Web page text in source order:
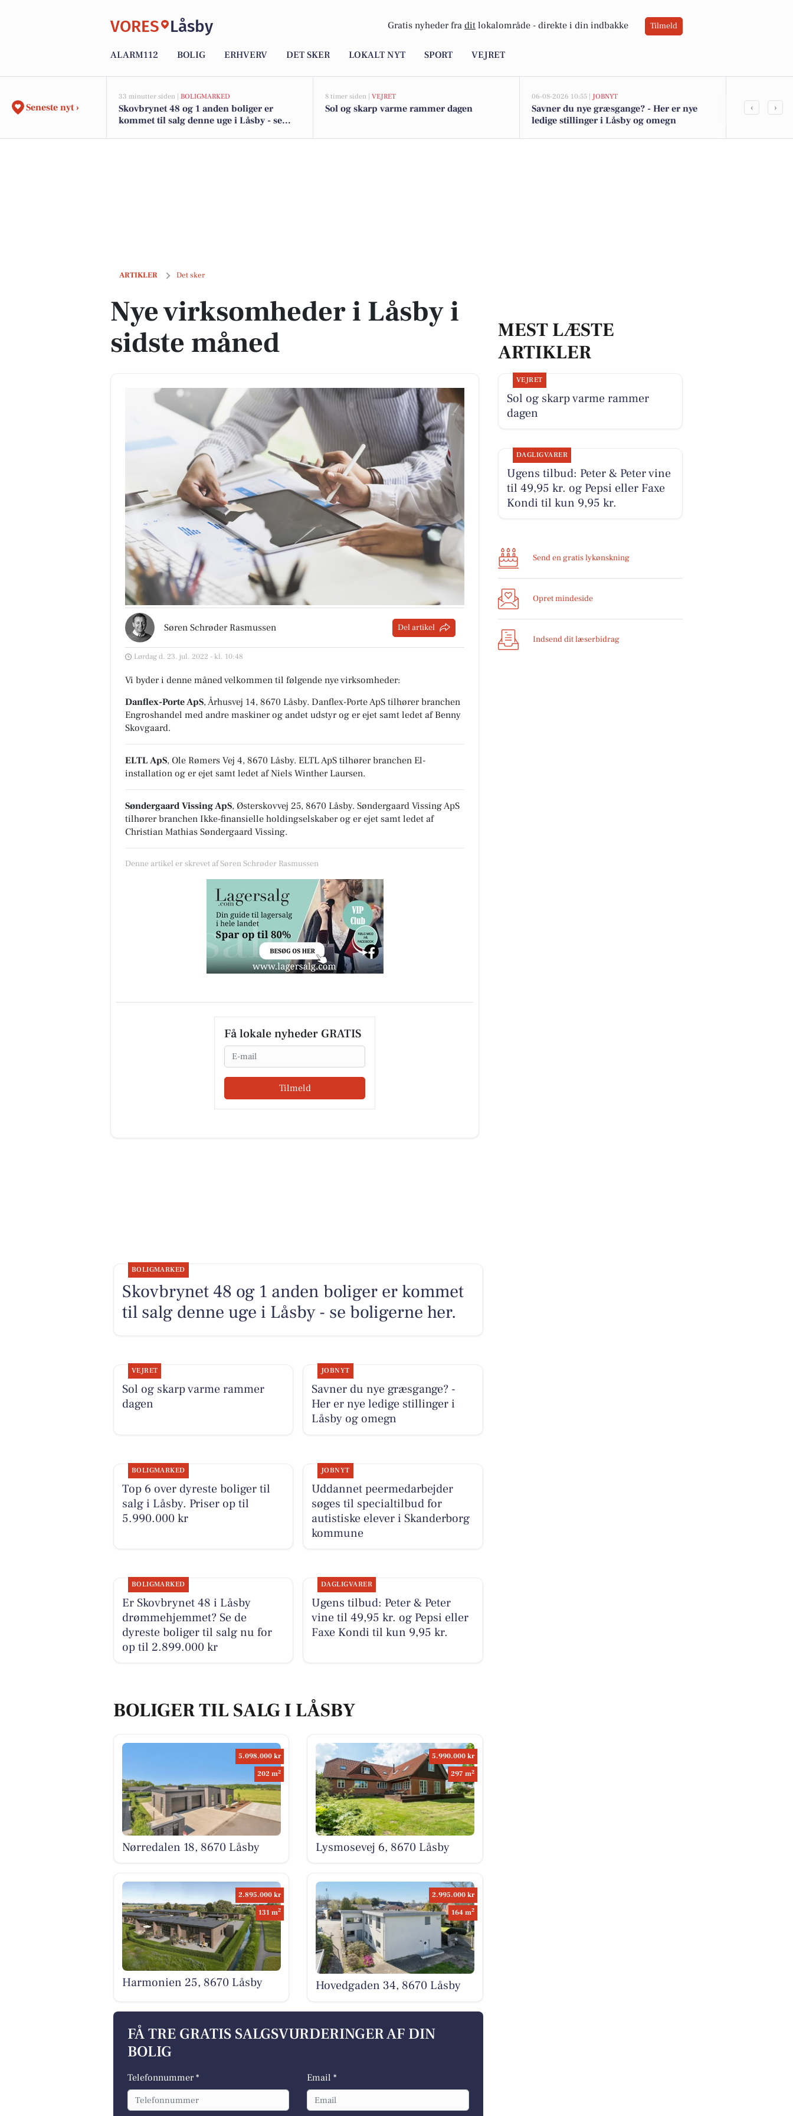
VORES Låsby Gratis nyheder fra dit lokalområde - direkte i din indbakke Tilmeld
ALARM112 BOLIG ERHVERV DET SKER LOKALT NYT SPORT VEJRET
Seneste nyt ›
33 minutter siden | BOLIGMARKED
Skovbrynet 48 og 1 anden boliger er
kommet til salg denne uge i Låsby - se
8 timer siden | VEJRET
Sol og skarp varme rammer dagen
06-08-2026 10:55 | JOBNYT
Savner du nye græsgange? - Her er nye
ledige stillinger i Låsby og omegn
Top 6 over
‹ ›
ARTIKLER Det sker
Nye virksomheder i Låsby i sidste måned
Nye virksomheder i Låsby i
sidste måned
Søren Schrøder Rasmussen Del artikel
Lørdag d. 23. jul. 2022 - kl. 10:48
Vi byder i denne måned velkommen til følgende nye virksomheder:
Danflex-Porte ApS, Århusvej 14, 8670 Låsby. Danflex-Porte ApS tilhører branchen
Engroshandel med andre maskiner og andet udstyrog er ejet samt ledet af Benny
Skovgaard.
ELTL ApS, Ole Rømers Vej 4, 8670 Låsby. ELTL ApS tilhører branchen El-
installation og er ejet samt ledet af Niels Winther Laursen.
Søndergaard Vissing ApS, Østerskovvej 25, 8670 Låsby. Søndergaard Vissing ApS
tilhører branchen Ikke-finansielle holdingselskaberog er ejet samt ledet af
Christian Mathias Søndergaard Vissing.
Denne artikel er skrevet af Søren Schrøder Rasmussen
Få lokale nyheder GRATIS
Email
Tilmeld
MEST LÆSTE
ARTIKLER
VEJRET
Sol og skarp varme rammer
dagen
DAGLIGVARER
Ugens tilbud: Peter & Peter vine
til 49,95 kr. og Pepsi eller Faxe
Kondi til kun 9,95 kr.
Send en gratis lykønskning
Opret mindeside
Indsend dit læserbidrag
BOLIGMARKED
Skovbrynet 48 og 1 anden boliger er kommet
til salg denne uge i Låsby - se boligerne her.
VEJRET
Sol og skarp varme rammer
dagen
JOBNYT
Savner du nye græsgange? -
Her er nye ledige stillinger i
Låsby og omegn
BOLIGMARKED
Top 6 over dyreste boliger til
salg i Låsby. Priser op til
5.990.000 kr
JOBNYT
Uddannet peermedarbejder
søges til specialtilbud for
autistiske elever i Skanderborg
kommune
BOLIGMARKED
Er Skovbrynet 48 i Låsby
drømmehjemmet? Se de
dyreste boliger til salg nu for
op til 2.899.000 kr
DAGLIGVARER
Ugens tilbud: Peter & Peter
vine til 49,95 kr. og Pepsi eller
Faxe Kondi til kun 9,95 kr.
BOLIGER TIL SALG I LÅSBY
5.098.000 kr
202 m2
Nørredalen 18, 8670 Låsby
5.990.000 kr
297 m2
Lysmosevej 6, 8670 Låsby
2.895.000 kr
131 m2
Harmonien 25, 8670 Låsby
2.995.000 kr
164 m2
Hovedgaden 34, 8670 Låsby
FÅ TRE GRATIS SALGSVURDERINGER AF DIN
BOLIG
Telefonnummer * Email *